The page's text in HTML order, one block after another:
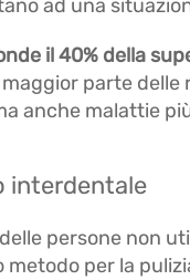
ad una
il 40% della
parte
anche malattie
interdentale
persone non
per la